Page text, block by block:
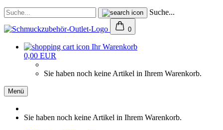
Suche...
0
Ihr Warenkorb
0,00 EUR
Sie haben noch keine Artikel in Ihrem Warenkorb.
Menü
Sie haben noch keine Artikel in Ihrem Warenkorb.